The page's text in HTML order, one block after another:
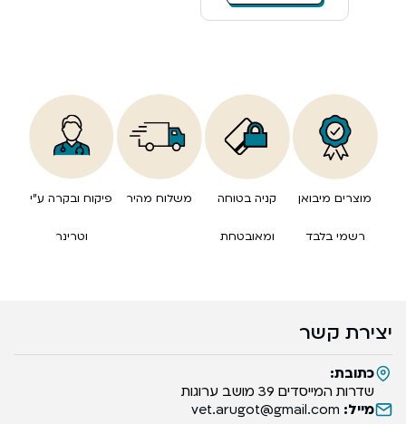
מוצרים מיבואן
רשמי בלבד
קניה בטוחה
ומאובטחת
משלוח מהיר פיקוח ובקרה ע”י
וטרינר
יצירת קשר
כתובת:
שדרות המייסדים 39 מושב ערוגות
מייל: vet.arugot@gmail.com